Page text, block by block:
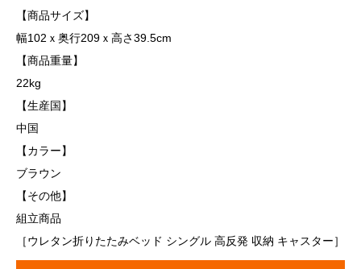
【商品サイズ】
幅102ｘ奥行209ｘ高さ39.5cm
【商品重量】
22kg
【生産国】
中国
【カラー】
ブラウン
【その他】
組立商品
［ウレタン折りたたみベッド シングル 高反発 収納 キャスター］